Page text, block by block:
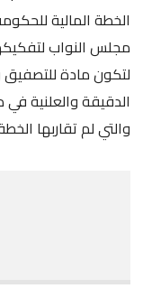
RSS FEED
SHARE
LINK
EMBED
الخطة المالية
مجلس النواب
لتكون مادة للتصفيق
الدقيقة والعلنية
والتي لم تقاربها